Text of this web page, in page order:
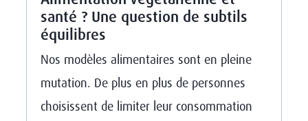
santé ? Une question de subtils
équilibres
Nos modèles alimentaires sont en pleine
mutation. De plus en plus de personnes
choisissent de limiter leur consommation